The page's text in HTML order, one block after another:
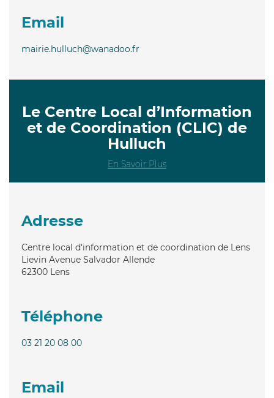
Email
mairie.hulluch@wanadoo.fr
Le Centre Local d’Information
et de Coordination (CLIC) de
Hulluch
En Savoir Plus
Adresse
Centre local d'information et de coordination de Lens
Lievin Avenue Salvador Allende
62300 Lens
Téléphone
03 21 20 08 00
Email